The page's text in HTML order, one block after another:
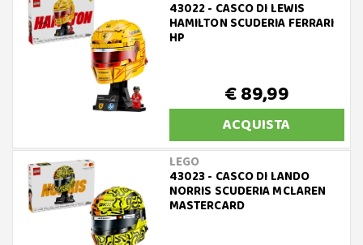
43022 - CASCO DI LEWIS
HAMILTON SCUDERIA FERRARI
HP
€ 89,99
ACQUISTA
LEGO
43023 - CASCO DI LANDO
NORRIS SCUDERIA MCLAREN
MASTERCARD